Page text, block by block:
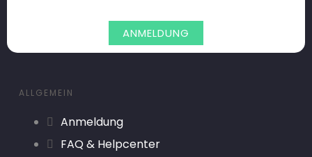
ANMELDUNG
ALLGEMEIN
Anmeldung
FAQ & Helpcenter